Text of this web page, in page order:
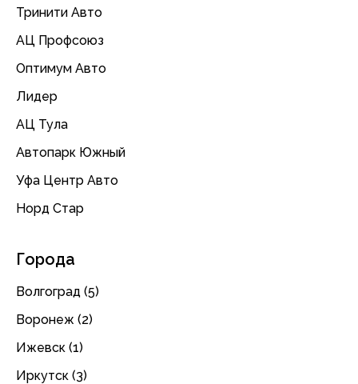
Тринити Авто
АЦ Профсоюз
Оптимум Авто
Лидер
АЦ Тула
Автопарк Южный
Уфа Центр Авто
Норд Стар
Города
Волгоград (5)
Воронеж (2)
Ижевск (1)
Иркутск (3)